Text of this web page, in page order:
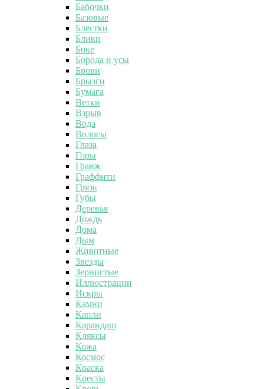
Бабочки
Базовые
Блестки
Блики
Боке
Борода и усы
Брови
Брызги
Бумага
Ветки
Взрыв
Вода
Волосы
Глаза
Горы
Гранж
Граффити
Грязь
Губы
Деревья
Дождь
Дома
Дым
Животные
Звезды
Зернистые
Иллюстрации
Искры
Камни
Капли
Карандаш
Кляксы
Кожа
Космос
Краска
Кресты